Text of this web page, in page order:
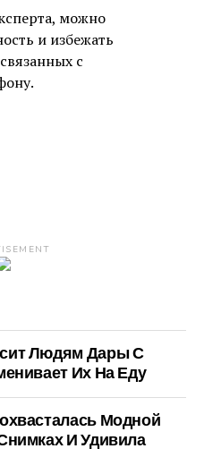
можно
и избежать
с
Людям Дары С
Их На Еду
Модной
И Удивила